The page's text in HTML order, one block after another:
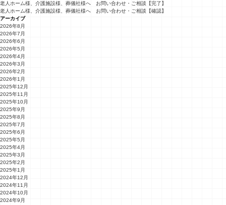
老人ホーム様、介護施設様、葬儀社様へ お問い合わせ・ご相談【完了】
老人ホーム様、介護施設様、葬儀社様へ お問い合わせ・ご相談【確認】
アーカイブ
2026年8月
2026年7月
2026年6月
2026年5月
2026年4月
2026年3月
2026年2月
2026年1月
2025年12月
2025年11月
2025年10月
2025年9月
2025年8月
2025年7月
2025年6月
2025年5月
2025年4月
2025年3月
2025年2月
2025年1月
2024年12月
2024年11月
2024年10月
2024年9月